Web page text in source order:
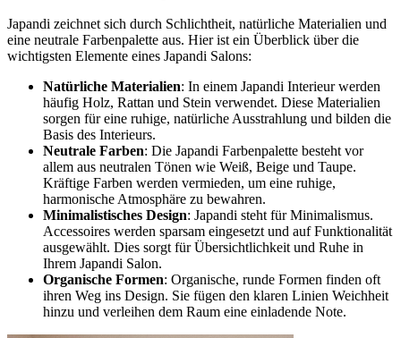
Japandi zeichnet sich durch Schlichtheit, natürliche Materialien und
eine neutrale Farbenpalette aus. Hier ist ein Überblick über die
wichtigsten Elemente eines Japandi Salons:
Natürliche Materialien: In einem Japandi Interieur werden
häufig Holz, Rattan und Stein verwendet. Diese Materialien
sorgen für eine ruhige, natürliche Ausstrahlung und bilden die
Basis des Interieurs.
Neutrale Farben: Die Japandi Farbenpalette besteht vor
allem aus neutralen Tönen wie Weiß, Beige und Taupe.
Kräftige Farben werden vermieden, um eine ruhige,
harmonische Atmosphäre zu bewahren.
Minimalistisches Design: Japandi steht für Minimalismus.
Accessoires werden sparsam eingesetzt und auf Funktionalität
ausgewählt. Dies sorgt für Übersichtlichkeit und Ruhe in
Ihrem Japandi Salon.
Organische Formen: Organische, runde Formen finden oft
ihren Weg ins Design. Sie fügen den klaren Linien Weichheit
hinzu und verleihen dem Raum eine einladende Note.